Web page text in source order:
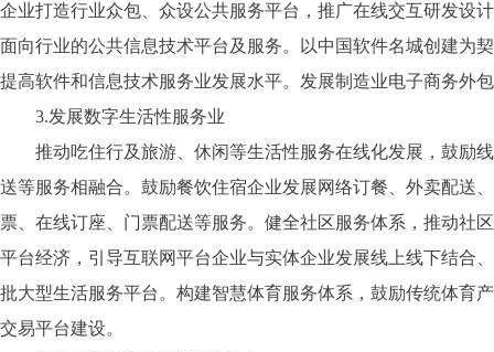
企业打造行业众包、众设公共服务平台，推广在线交互研发设
面向行业的公共信息技术平台及服务。以中国软件名城创建为
提高软件和信息技术服务业发展水平。发展制造业电子商务外
3.发展数字生活性服务业
推动吃住行及旅游、休闲等生活性服务在线化发展，鼓励线
送等服务相融合。鼓励餐饮住宿企业发展网络订餐、外卖配送
票、在线订座、门票配送等服务。健全社区服务体系，推动社
平台经济，引导互联网平台企业与实体企业发展线上线下结合
批大型生活服务平台。构建智慧体育服务体系，鼓励传统体育
交易平台建设。